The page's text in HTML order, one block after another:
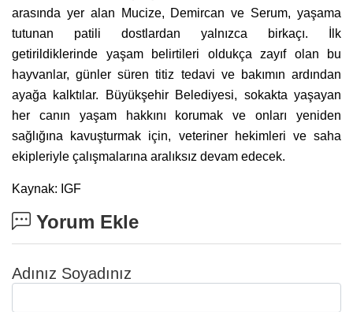
arasında yer alan Mucize, Demircan ve Serum, yaşama
tutunan patili dostlardan yalnızca birkaçı. İlk
getirildiklerinde yaşam belirtileri oldukça zayıf olan bu
hayvanlar, günler süren titiz tedavi ve bakımın ardından
ayağa kalktılar. Büyükşehir Belediyesi, sokakta yaşayan
her canın yaşam hakkını korumak ve onları yeniden
sağlığına kavuşturmak için, veteriner hekimleri ve saha
ekipleriyle çalışmalarına aralıksız devam edecek.
Kaynak: IGF
Yorum Ekle
Adınız Soyadınız